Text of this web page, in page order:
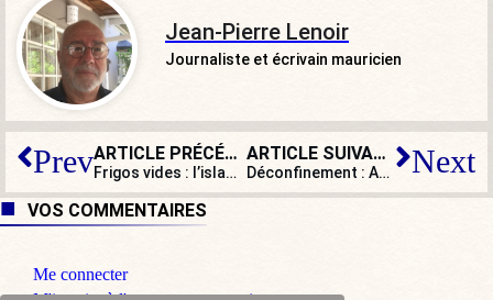
Jean-Pierre Lenoir
Journaliste et écrivain mauricien
Prev ARTICLE PRÉCÉDENT
Frigos vides : l’islam au chevet des banlieues
ARTICLE SUIVANT
Déconfinement : Agnès Buzyn repart en campagne à Paris Next
VOS COMMENTAIRES
Me connecter